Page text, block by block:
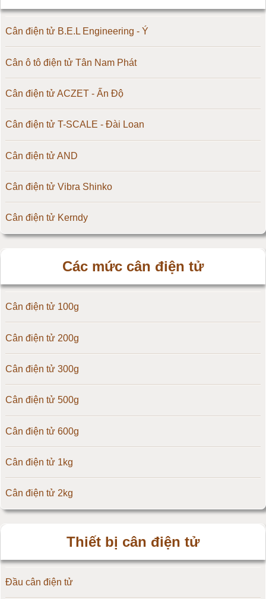
Cân điện tử B.E.L Engineering - Ý
Cân ô tô điện tử Tân Nam Phát
Cân điện tử ACZET - Ấn Độ
Cân điện tử T-SCALE - Đài Loan
Cân điện tử AND
Cân điện tử Vibra Shinko
Cân điện tử Kerndy
Cân điện tử OCS
Cân điện tử Digi
Cân điện tử TNP Scacle
Cân điện tử CAS Hàn Quốc
Cân điện tử Yaohua
Cân điện tử Amcells
Đầu cân điện tử Flintec
Các mức cân điện tử
Cân điện tử 100g
Cân điện tử 200g
Cân điện tử 300g
Cân điện tử 500g
Cân điện tử 600g
Cân điện tử 1kg
Cân điện tử 2kg
Cân điện tử 10kg
Thiết bị cân điện tử
Đầu cân điện tử